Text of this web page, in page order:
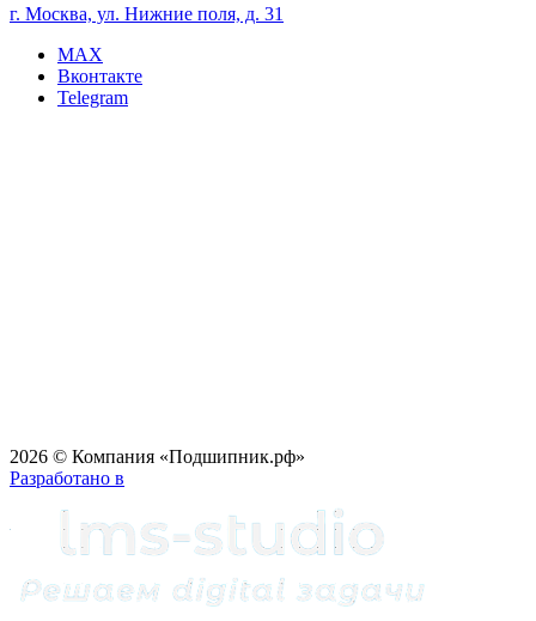
г. Москва, ул. Нижние поля, д. 31
MAX
Вконтакте
Telegram
2026 © Компания «Подшипник.рф»
Разработано в